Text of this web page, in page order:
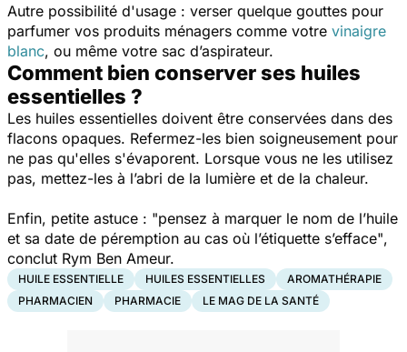
Autre possibilité d'usage : verser quelque gouttes pour
parfumer vos produits ménagers comme votre vinaigre
blanc, ou même votre sac d’aspirateur.
Comment bien conserver ses huiles
essentielles ?
Les huiles essentielles doivent être conservées dans des
flacons opaques. Refermez-les bien soigneusement pour
ne pas qu'elles s'évaporent. Lorsque vous ne les utilisez
pas, mettez-les à l’abri de la lumière et de la chaleur.
Enfin, petite astuce : "pensez à marquer le nom de l’huile
et sa date de péremption au cas où l’étiquette s’efface",
conclut Rym Ben Ameur.
HUILE ESSENTIELLE HUILES ESSENTIELLES
AROMATHÉRAPIE
PHARMACIEN
PHARMACIE LE MAG DE LA SANTÉ